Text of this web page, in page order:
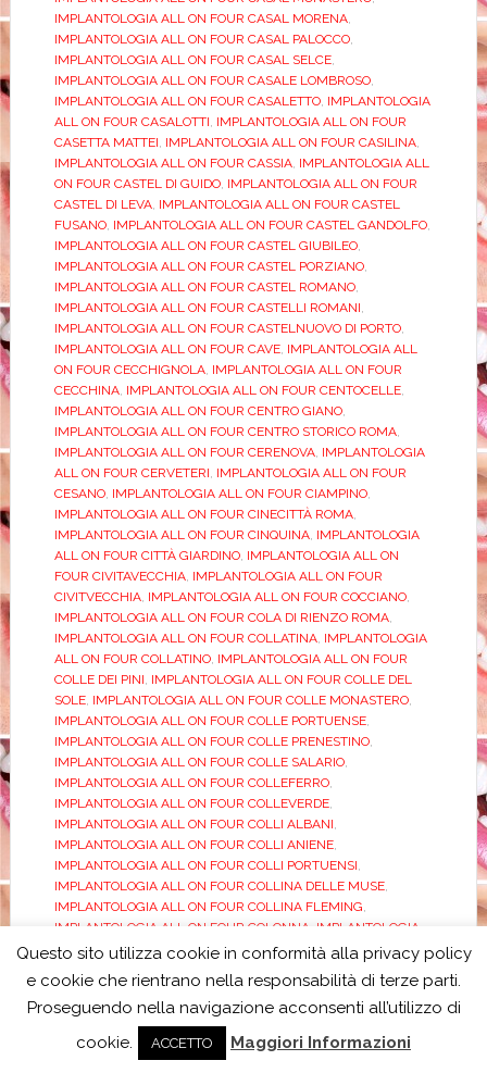
IMPLANTOLOGIA ALL ON FOUR CASAL MORENA,
IMPLANTOLOGIA ALL ON FOUR CASAL PALOCCO,
IMPLANTOLOGIA ALL ON FOUR CASAL SELCE,
IMPLANTOLOGIA ALL ON FOUR CASALE LOMBROSO,
IMPLANTOLOGIA ALL ON FOUR CASALETTO, IMPLANTOLOGIA
ALL ON FOUR CASALOTTI IMPLANTOLOGIA ALL ON FOUR
CASETTA MATTEI IMPLANTOLOGIA ALL ON FOUR CASILINA,
IMPLANTOLOGIA ALL ON FOUR CASSIA, IMPLANTOLOGIA ALL
ON FOUR CASTEL DI GUIDO, IMPLANTOLOGIA ALL ON FOUR
CASTEL DI LEVA, IMPLANTOLOGIA ALL ON FOUR CASTEL
FUSANO, IMPLANTOLOGIA ALL ON FOUR CASTEL GANDOLFO,
IMPLANTOLOGIA ALL ON FOUR CASTEL GIUBILEO,
IMPLANTOLOGIA ALL ON FOUR CASTEL PORZIANO,
IMPLANTOLOGIA ALL ON FOUR CASTEL ROMANO,
IMPLANTOLOGIA ALL ON FOUR CASTELLI ROMANI
IMPLANTOLOGIA ALL ON FOUR CASTELNUOVO DI PORTO,
IMPLANTOLOGIA ALL ON FOUR CAVE, IMPLANTOLOGIA ALL
ON FOUR CECCHIGNOLA, IMPLANTOLOGIA ALL ON FOUR
CECCHINA, IMPLANTOLOGIA ALL ON FOUR CENTOCELLE,
IMPLANTOLOGIA ALL ON FOUR CENTRO GIANO,
IMPLANTOLOGIA ALL ON FOUR CENTRO STORICO ROMA,
IMPLANTOLOGIA ALL ON FOUR CERENOVA, IMPLANTOLOGIA
ALL ON FOUR CERVETERI IMPLANTOLOGIA ALL ON FOUR
CESANO, IMPLANTOLOGIA ALL ON FOUR CIAMPINO,
IMPLANTOLOGIA ALL ON FOUR CINECITTÀ ROMA,
IMPLANTOLOGIA ALL ON FOUR CINQUINA, IMPLANTOLOGIA
ALL ON FOUR CITTÀ GIARDINO, IMPLANTOLOGIA ALL ON
FOUR CIVITAVECCHIA, IMPLANTOLOGIA ALL ON FOUR
CIVITVECCHIA, IMPLANTOLOGIA ALL ON FOUR COCCIANO,
IMPLANTOLOGIA ALL ON FOUR COLA DI RIENZO ROMA,
IMPLANTOLOGIA ALL ON FOUR COLLATINA, IMPLANTOLOGIA
ALL ON FOUR COLLATINO, IMPLANTOLOGIA ALL ON FOUR
COLLE DEI PINI IMPLANTOLOGIA ALL ON FOUR COLLE DEL
SOLE, IMPLANTOLOGIA ALL ON FOUR COLLE MONASTERO,
IMPLANTOLOGIA ALL ON FOUR COLLE PORTUENSE,
IMPLANTOLOGIA ALL ON FOUR COLLE PRENESTINO,
IMPLANTOLOGIA ALL ON FOUR COLLE SALARIO,
IMPLANTOLOGIA ALL ON FOUR COLLEFERRO,
IMPLANTOLOGIA ALL ON FOUR COLLEVERDE,
IMPLANTOLOGIA ALL ON FOUR COLLI ALBANI
IMPLANTOLOGIA ALL ON FOUR COLLI ANIENE,
IMPLANTOLOGIA ALL ON FOUR COLLI PORTUENSI
IMPLANTOLOGIA ALL ON FOUR COLLINA DELLE MUSE,
IMPLANTOLOGIA ALL ON FOUR COLLINA FLEMING
IMPLANTOLOGIA ALL ON FOUR COLONNA
IMPLANTOLOGIA
ALL ON FOUR COLOSSEO,IMPLANTOLOGIA ALL ON FOUR
IMPLANTOLOGIA ALL ON FOUR CORNELIA,IMPLANTOLOGIA
ALL ON FOUR CORSO FRANCIA,IMPLANTOLOGIA ALL ON
FOUR CORSO TRIESTE ROMA
CORTINA D'AMPEZZO , IMPLANTOLOGIA ALL ON FOUR
Questo sito utilizza cookie in conformità alla privacy policy
e cookie che rientrano nella responsabilità di terze parti.
Proseguendo nella navigazione acconsenti all’utilizzo di
cookie.
ACCETTO Maggiori Informazioni